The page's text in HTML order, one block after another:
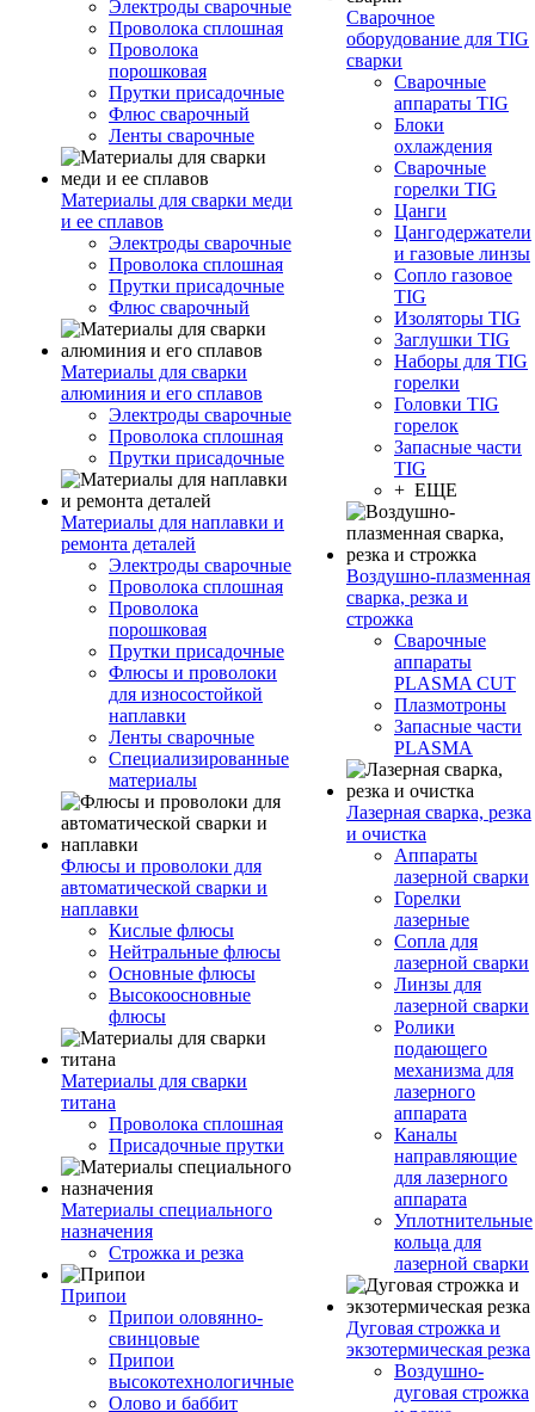
Электроды сварочные
Проволока сплошная
Проволока
порошковая
Прутки присадочные
Флюс сварочный
Ленты сварочные
Материалы для сварки меди
и ее сплавов
Электроды сварочные
Проволока сплошная
Прутки присадочные
Флюс сварочный
Материалы для сварки
алюминия и его сплавов
Электроды сварочные
Проволока сплошная
Прутки присадочные
Материалы для наплавки и
ремонта деталей
Электроды сварочные
Проволока сплошная
Проволока
порошковая
Прутки присадочные
Флюсы и проволоки
для износостойкой
наплавки
Ленты сварочные
Специализированные
материалы
Флюсы и проволоки для
автоматической сварки и
наплавки
Кислые флюсы
Нейтральные флюсы
Основные флюсы
Высокоосновные
флюсы
Материалы для сварки
титана
Проволока сплошная
Присадочные прутки
Материалы специального
назначения
Строжка и резка
Припои
Припои оловянно-
свинцовые
Припои
высокотехнологичные
Олово и баббит
Сварочное
оборудование для TIG
сварки
Сварочные
аппараты TIG
Блоки
охлаждения
Сварочные
горелки TIG
Цанги
Цангодержатели
и газовые линзы
Сопло газовое
TIG
Изоляторы TIG
Заглушки TIG
Наборы для TIG
горелки
Головки TIG
горелок
Запасные части
TIG
+ ЕЩЕ
Воздушно-плазменная
сварка, резка и
строжка
Сварочные
аппараты
PLASMA CUT
Плазмотроны
Запасные части
PLASMA
Лазерная сварка, резка
и очистка
Аппараты
лазерной сварки
Горелки
лазерные
Сопла для
лазерной сварки
Линзы для
лазерной сварки
Ролики
подающего
механизма для
лазерного
аппарата
Каналы
направляющие
для лазерного
аппарата
Уплотнительные
кольца для
лазерной сварки
Дуговая строжка и
экзотермическая резка
Воздушно-
дуговая строжка